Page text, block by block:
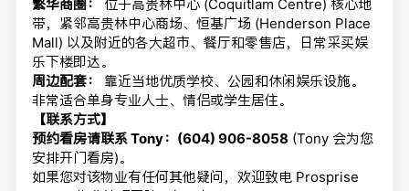
繁华商圈：
位于高贵林中心 (Coquitlam Centre) 核心地
带，紧邻高贵林中心商场、恒基广场 (Henderson Place
Mall) 以及附近的各大超市、餐厅和零售店，日常采买娱
乐下楼即达。
周边配套：
靠近当地优质学校、公园和休闲娱乐设施。
非常适合单身专业人士、情侣或学生居住。
【联系方式】
预约看房请联系 Tony：(604) 906-8058 (Tony 会为您
安排开门看房)。
如果您对该物业有任何其他疑问，欢迎致电 Prosprise